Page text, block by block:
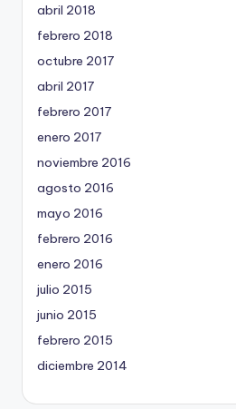
abril 2018
febrero 2018
octubre 2017
abril 2017
febrero 2017
enero 2017
noviembre 2016
agosto 2016
mayo 2016
febrero 2016
enero 2016
julio 2015
junio 2015
febrero 2015
diciembre 2014